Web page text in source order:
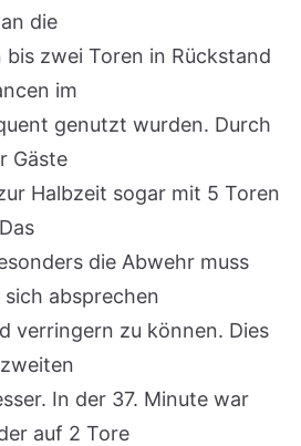
die
zwei Toren in Rückstand
im
genutzt wurden. Durch
Gäste
Halbzeit sogar mit 5 Toren
die Abwehr muss
absprechen
verringern zu können. Dies
In der 37. Minute war
auf 2 Tore